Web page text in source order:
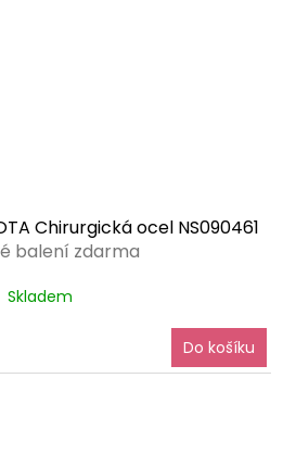
Chirurgická ocel NS090461
balení zdarma
Skladem
Do košíku